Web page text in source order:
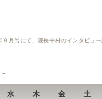
９月号にて、院長中村のインタビュ
水 木 金 土